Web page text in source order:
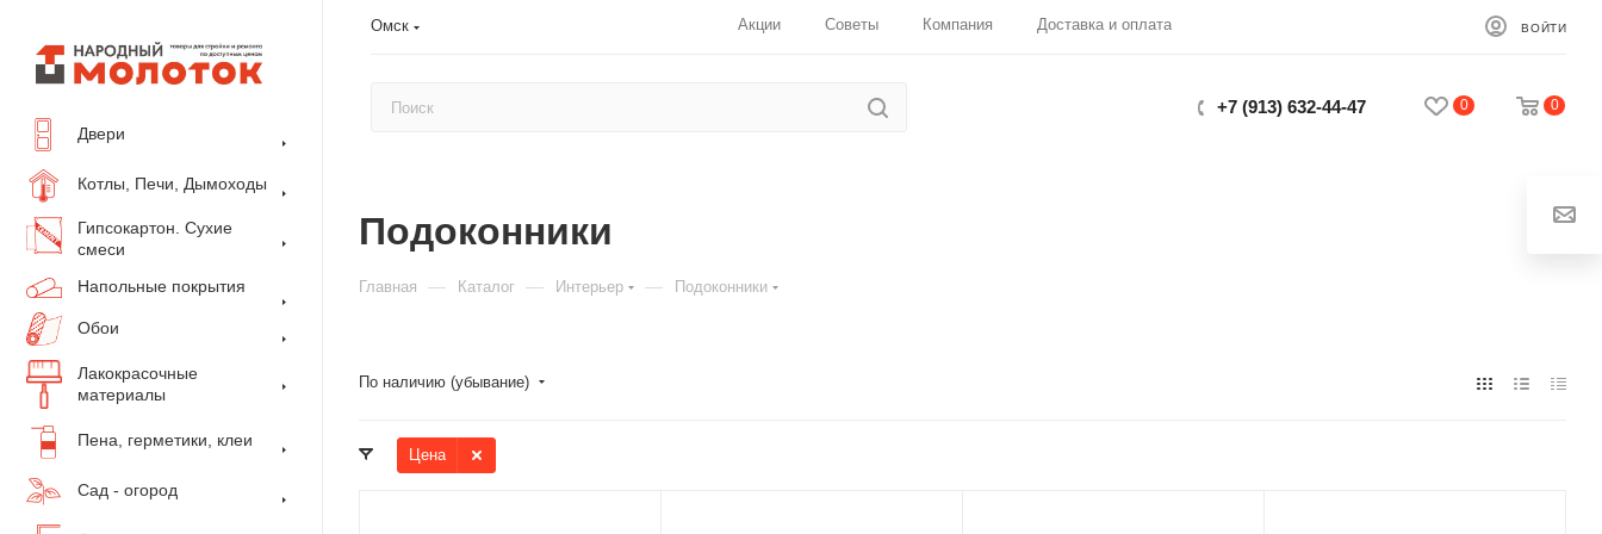
Омск Акции Советы Компания Доставка и оплата ВОЙТИ
0 0
+7 (913) 632-44-47
Двери
Котлы, Печи, Дымоходы
Гипсокартон. Сухие
смеси
Напольные покрытия
Обои
Лакокрасочные
материалы
Пена, герметики, клеи
Сад - огород
Подоконники
Главная — Каталог — Интерьер — Подоконники
По наличию (убывание)
Цена